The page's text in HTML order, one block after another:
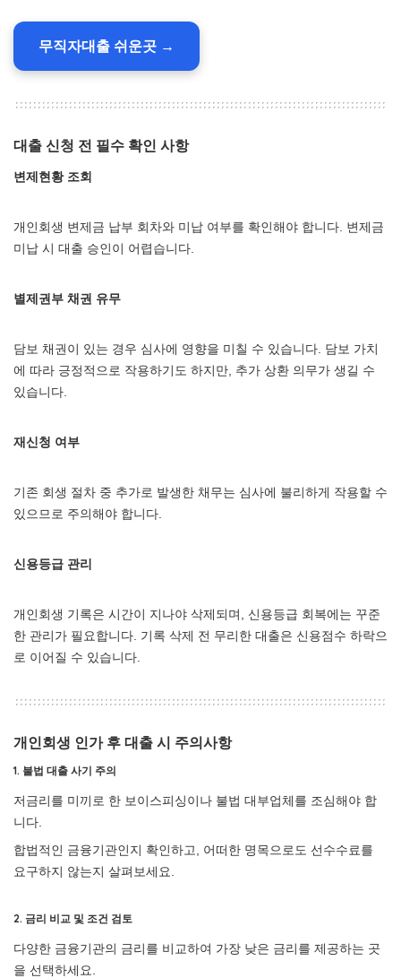
무직자대출 쉬운곳 →
대출 신청 전 필수 확인 사항
변제현황 조회
개인회생 변제금 납부 회차와 미납 여부를 확인해야 합니다. 변제금
미납 시 대출 승인이 어렵습니다.
별제권부 채권 유무
담보 채권이 있는 경우 심사에 영향을 미칠 수 있습니다. 담보 가치
에 따라 긍정적으로 작용하기도 하지만, 추가 상환 의무가 생길 수
있습니다.
재신청 여부
기존 회생 절차 중 추가로 발생한 채무는 심사에 불리하게 작용할 수
있으므로 주의해야 합니다.
신용등급 관리
개인회생 기록은 시간이 지나야 삭제되며, 신용등급 회복에는 꾸준
한 관리가 필요합니다. 기록 삭제 전 무리한 대출은 신용점수 하락으
로 이어질 수 있습니다.
개인회생 인가 후 대출 시 주의사항
1. 불법 대출 사기 주의
저금리를 미끼로 한 보이스피싱이나 불법 대부업체를 조심해야 합
니다.
합법적인 금융기관인지 확인하고, 어떠한 명목으로도 선수수료를
요구하지 않는지 살펴보세요.
2. 금리 비교 및 조건 검토
다양한 금융기관의 금리를 비교하여 가장 낮은 금리를 제공하는 곳
을 선택하세요.